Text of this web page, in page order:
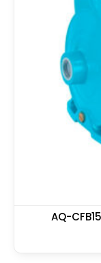
AQ-